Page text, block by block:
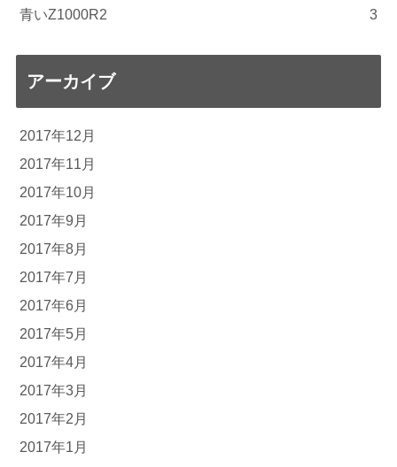
青いZ1000R2
3
アーカイブ
2017年12月
2017年11月
2017年10月
2017年9月
2017年8月
2017年7月
2017年6月
2017年5月
2017年4月
2017年3月
2017年2月
2017年1月